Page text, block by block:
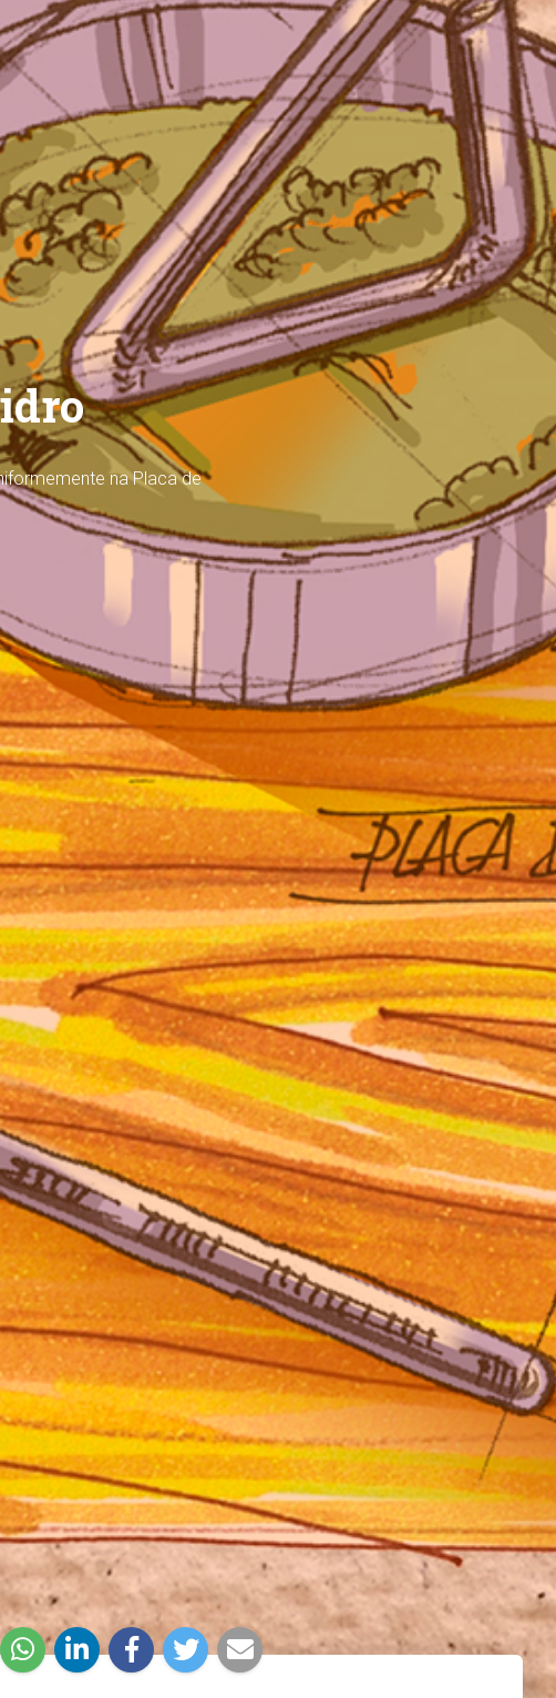
na Placa de